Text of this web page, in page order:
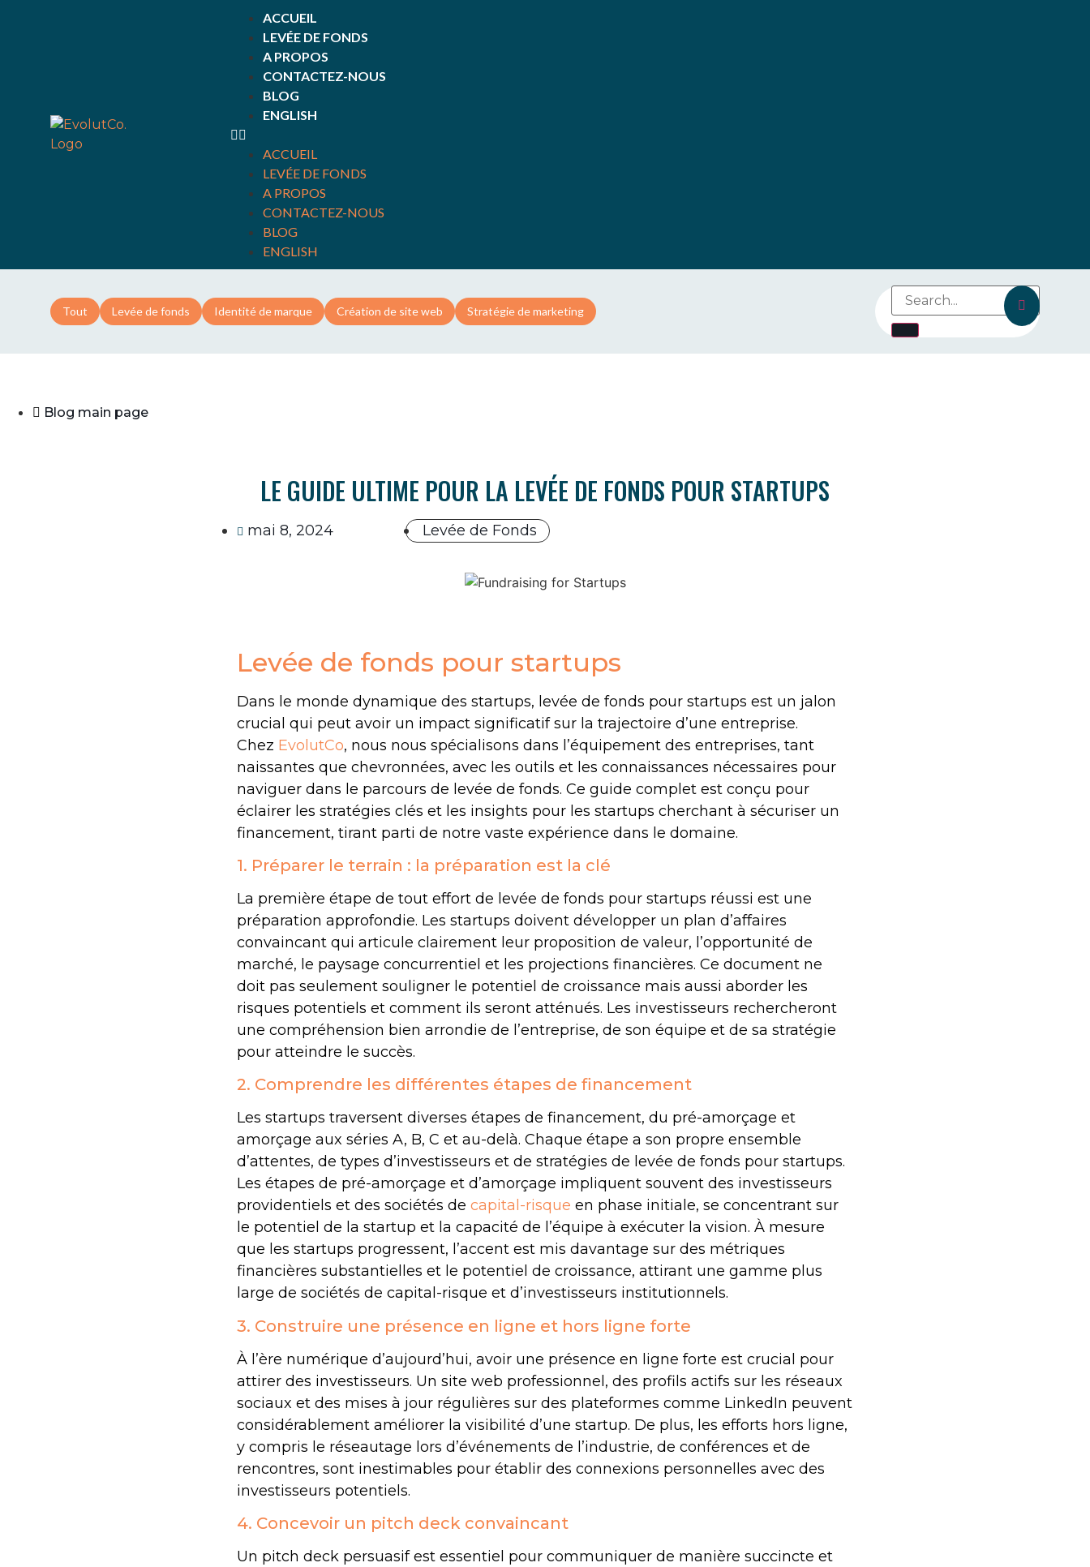
ACCUEIL
LEVÉE DE FONDS
A PROPOS
CONTACTEZ-NOUS
BLOG
ENGLISH
ACCUEIL
LEVÉE DE FONDS
A PROPOS
CONTACTEZ-NOUS
BLOG
ENGLISH
Tout Levée de fonds Identité de marque Création de site web Stratégie de marketing
Blog main page
LE GUIDE ULTIME POUR LA LEVÉE DE FONDS POUR STARTUPS
mai 8, 2024 Levée de Fonds
Levée de fonds pour startups
Dans le monde dynamique des startups, levée de fonds pour startups est un jalon
crucial qui peut avoir un impact significatif sur la trajectoire d’une entreprise.
Chez EvolutCo, nous nous spécialisons dans l’équipement des entreprises, tant
naissantes que chevronnées, avec les outils et les connaissances nécessaires pour
naviguer dans le parcours de levée de fonds. Ce guide complet est conçu pour
éclairer les stratégies clés et les insights pour les startups cherchant à sécuriser un
financement, tirant parti de notre vaste expérience dans le domaine.
1. Préparer le terrain : la préparation est la clé
La première étape de tout effort de levée de fonds pour startups réussi est une
préparation approfondie. Les startups doivent développer un plan d’affaires
convaincant qui articule clairement leur proposition de valeur, l’opportunité de
marché, le paysage concurrentiel et les projections financières. Ce document ne
doit pas seulement souligner le potentiel de croissance mais aussi aborder les
risques potentiels et comment ils seront atténués. Les investisseurs rechercheront
une compréhension bien arrondie de l’entreprise, de son équipe et de sa stratégie
pour atteindre le succès.
2. Comprendre les différentes étapes de financement
Les startups traversent diverses étapes de financement, du pré-amorçage et
amorçage aux séries A, B, C et au-delà. Chaque étape a son propre ensemble
d’attentes, de types d’investisseurs et de stratégies de levée de fonds pour startups.
Les étapes de pré-amorçage et d’amorçage impliquent souvent des investisseurs
providentiels et des sociétés de capital-risque en phase initiale, se concentrant sur
le potentiel de la startup et la capacité de l’équipe à exécuter la vision. À mesure
que les startups progressent, l’accent est mis davantage sur des métriques
financières substantielles et le potentiel de croissance, attirant une gamme plus
large de sociétés de capital-risque et d’investisseurs institutionnels.
3. Construire une présence en ligne et hors ligne forte
À l’ère numérique d’aujourd’hui, avoir une présence en ligne forte est crucial pour
attirer des investisseurs. Un site web professionnel, des profils actifs sur les réseaux
sociaux et des mises à jour régulières sur des plateformes comme LinkedIn peuvent
considérablement améliorer la visibilité d’une startup. De plus, les efforts hors ligne,
y compris le réseautage lors d’événements de l’industrie, de conférences et de
rencontres, sont inestimables pour établir des connexions personnelles avec des
investisseurs potentiels.
4. Concevoir un pitch deck convaincant
Un pitch deck persuasif est essentiel pour communiquer de manière succincte et